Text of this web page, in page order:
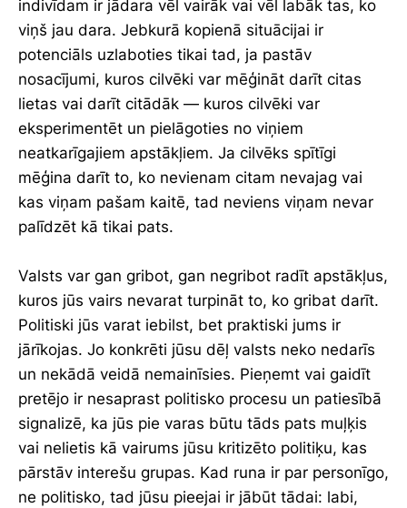
indivīdam ir jādara vēl vairāk vai vēl labāk tas, ko
viņš jau dara. Jebkurā kopienā situācijai ir
potenciāls uzlaboties tikai tad, ja pastāv
nosacījumi, kuros cilvēki var mēģināt darīt citas
lietas vai darīt citādāk — kuros cilvēki var
eksperimentēt un pielāgoties no viņiem
neatkarīgajiem apstākļiem. Ja cilvēks spītīgi
mēģina darīt to, ko nevienam citam nevajag vai
kas viņam pašam kaitē, tad neviens viņam nevar
palīdzēt kā tikai pats.
Valsts var gan gribot, gan negribot radīt apstākļus,
kuros jūs vairs nevarat turpināt to, ko gribat darīt.
Politiski jūs varat iebilst, bet praktiski jums ir
jārīkojas. Jo konkrēti jūsu dēļ valsts neko nedarīs
un nekādā veidā nemainīsies. Pieņemt vai gaidīt
pretējo ir nesaprast politisko procesu un patiesībā
signalizē, ka jūs pie varas būtu tāds pats muļķis
vai nelietis kā vairums jūsu kritizēto politiķu, kas
pārstāv interešu grupas. Kad runa ir par personīgo,
ne politisko, tad jūsu pieejai ir jābūt tādai: labi,